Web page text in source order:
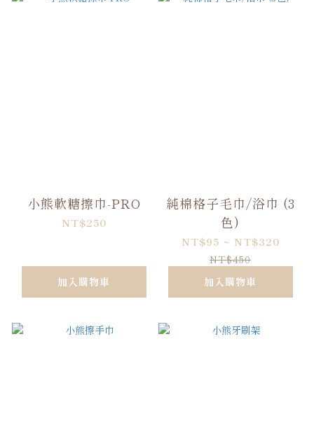
小熊軟糖擦巾-PRO
NT$250
加入購物車
純棉格子毛巾/浴巾 (3
色)
NT$95 ~ NT$320
NT$450
加入購物車